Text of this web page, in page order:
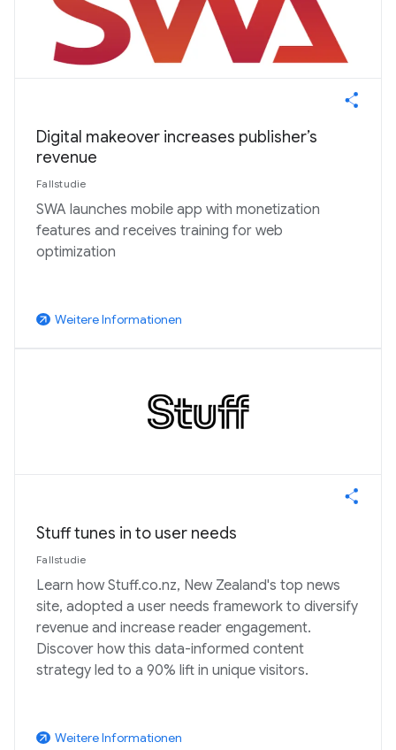
Digital makeover increases publisher’s
revenue
Fallstudie
SWA launches mobile app with monetization
features and receives training for web
optimization
arrow_outward Weitere Informationen
Stuff tunes in to user needs
Fallstudie
Learn how Stuff.co.nz, New Zealand's top news
site, adopted a user needs framework to diversify
revenue and increase reader engagement.
Discover how this data-informed content
strategy led to a 90% lift in unique visitors.
arrow_outward Weitere Informationen